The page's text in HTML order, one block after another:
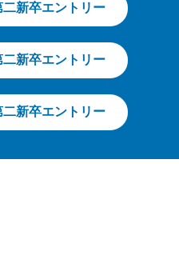
新卒エントリー
新卒エントリー
新卒エントリー